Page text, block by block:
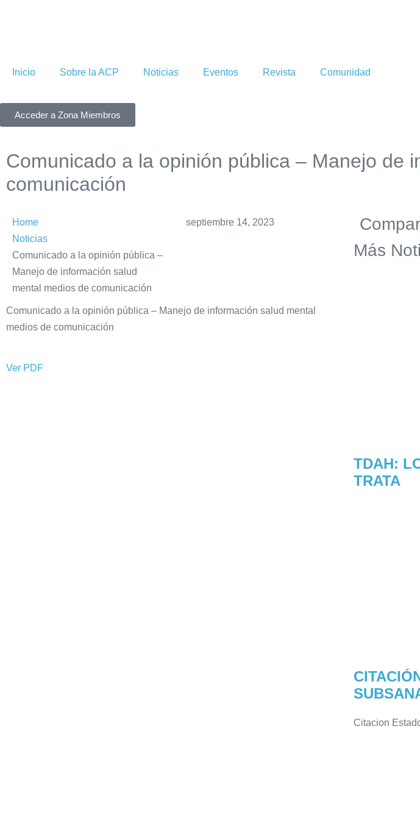
Inicio Sobre la ACP Noticias Eventos Revista Comunidad
Acceder a Zona Miembros
Comunicado a la opinión pública – Manejo de
comunicación
Home
Noticias
Comunicado a la opinión pública –
Manejo de información salud
mental medios de comunicación
septiembre 14, 2023
Comunicado a la opinión pública – Manejo de información salud mental
medios de comunicación
Ver PDF
Más
TDAH:
TRATA
Citacion